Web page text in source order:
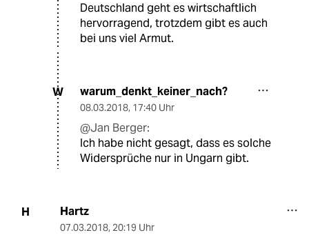
Deutschland geht es wirtschaftlich
hervorragend, trotzdem gibt es auch
bei uns viel Armut.
W warum_denkt_keiner_nach?
08.03.2018, 17:40 Uhr
@Jan Berger:
Ich habe nicht gesagt, dass es solche
Widersprüche nur in Ungarn gibt.
H Hartz
07.03.2018, 20:19 Uhr